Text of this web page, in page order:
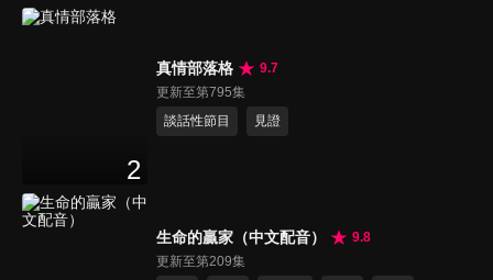
2
真情部落格
9.7
更新至第795集
談話性節目
見證
生命的贏家（中文配音）
9.8
更新至第209集